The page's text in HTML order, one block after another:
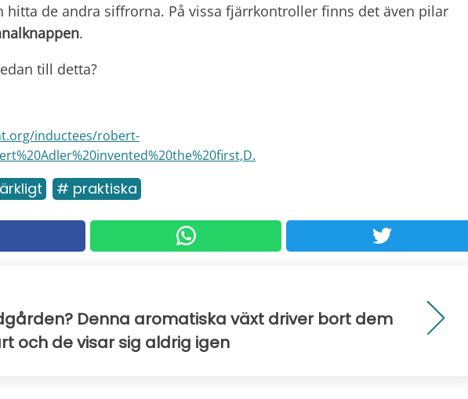
hitta de andra siffrorna. På vissa fjärrkontroller finns det även pilar
.
till detta?
inductees/robert-
# praktiska
Denna aromatiska växt driver bort dem
och de visar sig aldrig igen